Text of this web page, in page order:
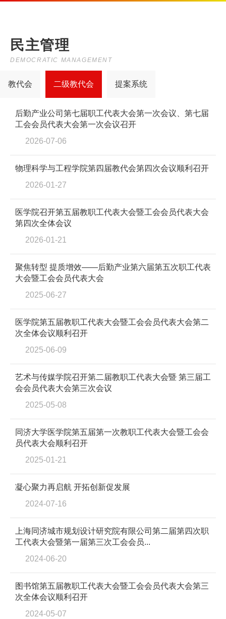
民主管理
DEMOCRATIC MANAGEMENT
教代会 二级教代会 提案系统
后勤产业公司第七届职工代表大会第一次会议、第七届
工会会员代表大会第一次会议召开
2026-07-06
物理科学与工程学院第四届教代会第四次会议顺利召开
2026-01-27
医学院召开第五届教职工代表大会暨工会会员代表大会
第四次全体会议
2026-01-21
聚焦转型 提质增效——后勤产业第六届第五次职工代表
大会暨工会会员代表大会
2025-06-27
医学院第五届教职工代表大会暨工会会员代表大会第二
次全体会议顺利召开
2025-06-09
艺术与传媒学院召开第二届教职工代表大会暨 第三届工
会会员代表大会第三次会议
2025-05-08
同济大学医学院第五届第一次教职工代表大会暨工会会
员代表大会顺利召开
2025-01-21
凝心聚力再启航 开拓创新促发展
2024-07-16
上海同济城市规划设计研究院有限公司第二届第四次职
工代表大会暨第一届第三次工会会员...
2024-06-20
图书馆第五届教职工代表大会暨工会会员代表大会第三
次全体会议顺利召开
2024-05-07